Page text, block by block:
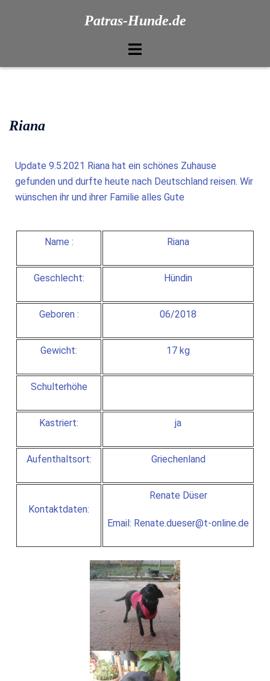
Patras-Hunde.de
Riana
Update 9.5.2021 Riana hat ein schönes Zuhause
gefunden und durfte heute nach Deutschland reisen. Wir
wünschen ihr und ihrer Familie alles Gute
Name : Riana
Geschlecht: Hündin
Geboren : 06/2018
Gewicht: 17 kg
Schulterhöhe
Kastriert: ja
Aufenthaltsort: Griechenland
Kontaktdaten:
Renate Düser
Email: Renate.dueser@t-online.de